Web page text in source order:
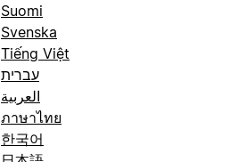
Suomi
Svenska
Tiếng Việt
עברית
العربية
ภาษาไทย
한국어